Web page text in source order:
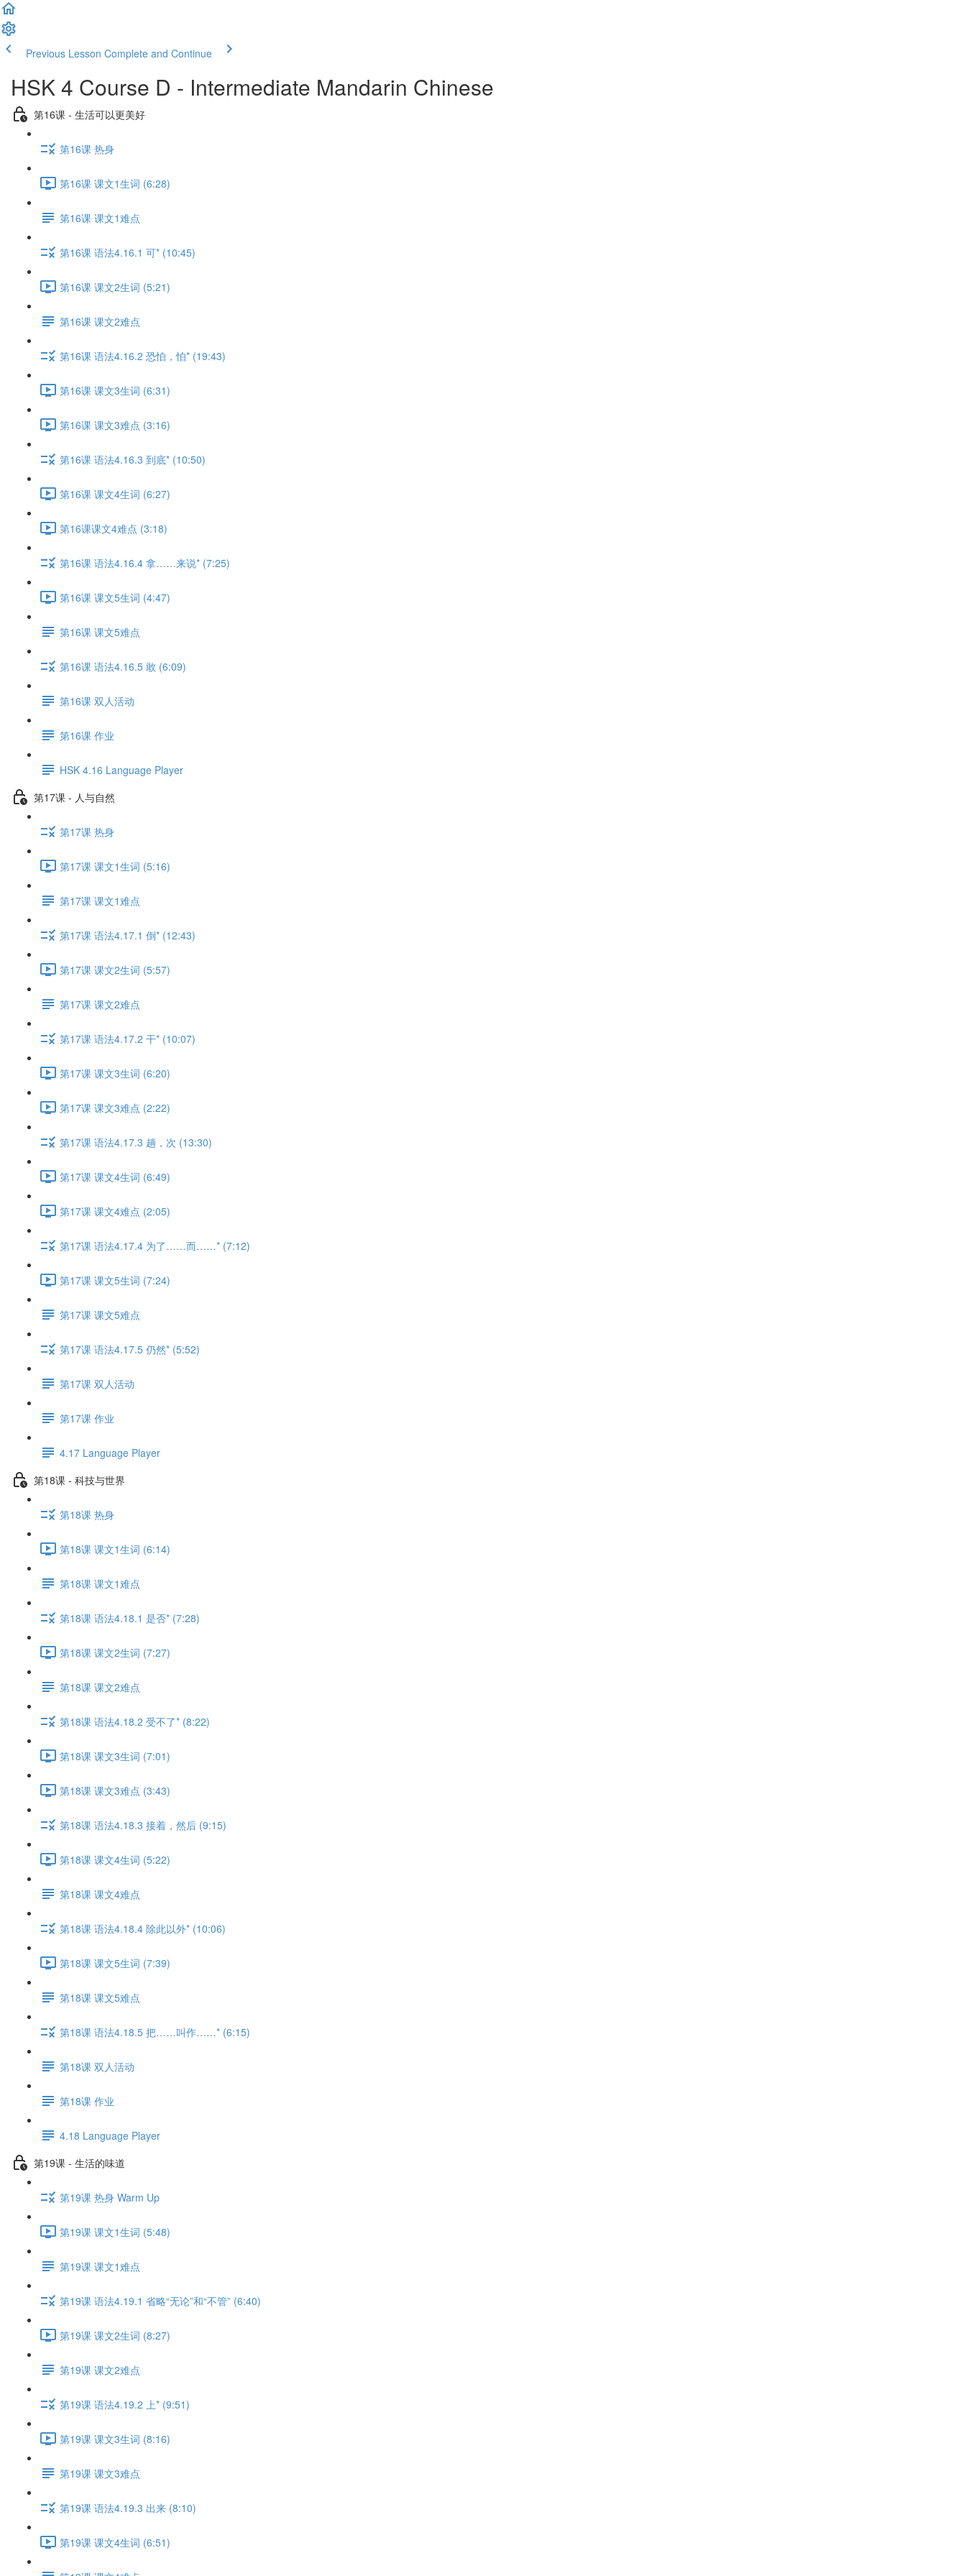
Previous Lesson Complete and Continue
HSK 4 Course D - Intermediate Mandarin Chinese
第16课 - 生活可以更美好
第16课 热身
第16课 课文1生词 (6:28)
第16课 课文1难点
第16课 语法4.16.1 可* (10:45)
第16课 课文2生词 (5:21)
第16课 课文2难点
第16课 语法4.16.2 恐怕，怕* (19:43)
第16课 课文3生词 (6:31)
第16课 课文3难点 (3:16)
第16课 语法4.16.3 到底* (10:50)
第16课 课文4生词 (6:27)
第16课课文4难点 (3:18)
第16课 语法4.16.4 拿……来说* (7:25)
第16课 课文5生词 (4:47)
第16课 课文5难点
第16课 语法4.16.5 敢 (6:09)
第16课 双人活动
第16课 作业
HSK 4.16 Language Player
第17课 - 人与自然
第17课 热身
第17课 课文1生词 (5:16)
第17课 课文1难点
第17课 语法4.17.1 倒* (12:43)
第17课 课文2生词 (5:57)
第17课 课文2难点
第17课 语法4.17.2 干* (10:07)
第17课 课文3生词 (6:20)
第17课 课文3难点 (2:22)
第17课 语法4.17.3 趟，次 (13:30)
第17课 课文4生词 (6:49)
第17课 课文4难点 (2:05)
第17课 语法4.17.4 为了……而……* (7:12)
第17课 课文5生词 (7:24)
第17课 课文5难点
第17课 语法4.17.5 仍然* (5:52)
第17课 双人活动
第17课 作业
4.17 Language Player
第18课 - 科技与世界
第18课 热身
第18课 课文1生词 (6:14)
第18课 课文1难点
第18课 语法4.18.1 是否* (7:28)
第18课 课文2生词 (7:27)
第18课 课文2难点
第18课 语法4.18.2 受不了* (8:22)
第18课 课文3生词 (7:01)
第18课 课文3难点 (3:43)
第18课 语法4.18.3 接着，然后 (9:15)
第18课 课文4生词 (5:22)
第18课 课文4难点
第18课 语法4.18.4 除此以外* (10:06)
第18课 课文5生词 (7:39)
第18课 课文5难点
第18课 语法4.18.5 把……叫作……* (6:15)
第18课 双人活动
第18课 作业
4.18 Language Player
第19课 - 生活的味道
第19课 热身 Warm Up
第19课 课文1生词 (5:48)
第19课 课文1难点
第19课 语法4.19.1 省略“无论”和“不管” (6:40)
第19课 课文2生词 (8:27)
第19课 课文2难点
第19课 语法4.19.2 上* (9:51)
第19课 课文3生词 (8:16)
第19课 课文3难点
第19课 语法4.19.3 出来 (8:10)
第19课 课文4生词 (6:51)